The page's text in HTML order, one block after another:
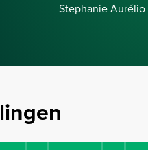
Stephanie Aurélio